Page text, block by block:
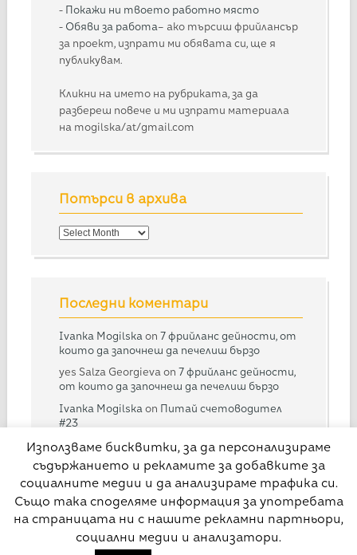
- Покажи ни твоето работно място
- Обяви за работа– ако търсиш фрийлансър
за проект, изпрати ми обявата си, ще я
публикувам.
Кликни на името на рубриката, за да
разбереш повече и ми изпрати материала
на mogilska/at/gmail.com
Потърси в архива
Потърси
Последни коментари
Ivanka Mogilska on7 фрийланс дейности, от
които да започнеш да печелиш бързо
yes Salza Georgieva on7 фрийланс дейности,
от които да започнеш да печелиш бързо
Ivanka Mogilska on Питай счетоводител
#23
ДаринаonПитай счетоводител #23
Ivanka Mogilska onПитай счетоводител
#28
Използваме бисквитки, за да персонализираме
съдържанието и рекламите за добавките за
социалните медии и да анализираме трафика си.
Също така споделяме информация за употребата
на страницата ни с нашите рекламни партньори,
социални медии и анализатори.